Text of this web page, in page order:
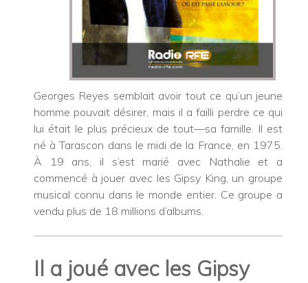
Georges Reyes semblait avoir tout ce qu’un jeune
homme pouvait désirer, mais il a failli perdre ce qui
lui était le plus précieux de tout—sa famille. Il est
né à Tarascon dans le midi de la France, en 1975.
À 19 ans, il s’est marié avec Nathalie et a
commencé à jouer avec les Gipsy King, un groupe
musical connu dans le monde entier. Ce groupe a
vendu plus de 18 millions d’albums.
Il a joué avec les Gipsy